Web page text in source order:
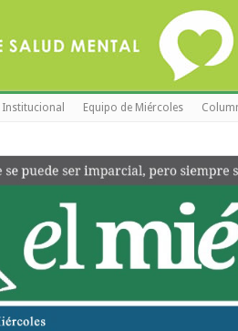
Institucional Equipo de Miércoles